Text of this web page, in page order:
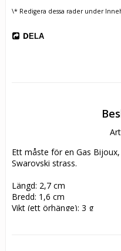
\* Redigera dessa rader under
DELA
Ett måste för en Gas
Swarovski strass.
Längd: 2,7 cm
Bredd: 1,6 cm
Vikt (ett örhänge): 3 g